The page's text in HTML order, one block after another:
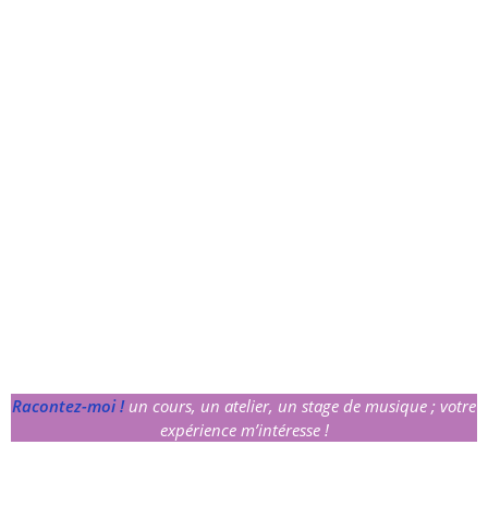
Racontez-moi ! un cours, un atelier, un stage de musique ; votre
expérience m’intéresse !